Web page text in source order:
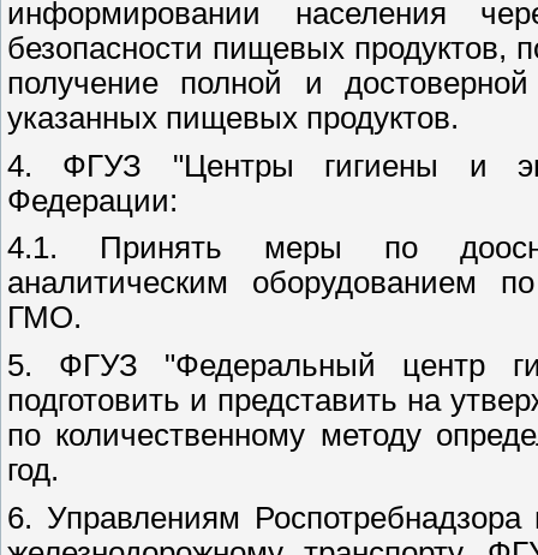
информировании населения
безопасности пищевых продуктов,
получение полной и
указанных пищевых продуктов.
4. ФГУЗ "Центры гигиены и
Федерации:
4.1. Принять меры по
аналитическим оборудованием
ГМО.
5. ФГУЗ "Федеральный центр
подготовить и представить на
по количественному методу
год.
6. Управлениям